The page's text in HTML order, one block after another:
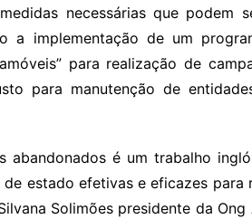
necessárias que podem
a implementação de um
para realização de
para manutenção de
abandonados é um trabalho
estado efetivas e eficazes para
Solimões presidente da